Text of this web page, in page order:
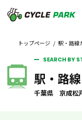
トップページ / 駅・路線
SEARCH BY
駅・路
千葉県 京成松